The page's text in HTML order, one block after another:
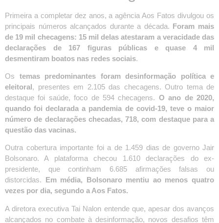
Primeira a completar dez anos, a agência Aos Fatos divulgou os
principais números alcançados durante a década. Foram mais
de 19 mil checagens: 15 mil delas atestaram a veracidade das
declarações de 167 figuras públicas e quase 4 mil
desmentiram boatos nas redes sociais.
Os temas predominantes foram desinformação política e
eleitoral, presentes em 2.105 das checagens. Outro tema de
destaque foi saúde, foco de 594 checagens. O ano de 2020,
quando foi declarada a pandemia de covid-19, teve o maior
número de declarações checadas, 718, com destaque para a
questão das vacinas.
Outra cobertura importante foi a de 1.459 dias de governo Jair
Bolsonaro. A plataforma checou 1.610 declarações do ex-
presidente, que continham 6.685 afirmações falsas ou
distorcidas. Em média, Bolsonaro mentiu ao menos quatro
vezes por dia, segundo a Aos Fatos.
A diretora executiva Tai Nalon entende que, apesar dos avanços
alcançados no combate à desinformação, novos desafios têm